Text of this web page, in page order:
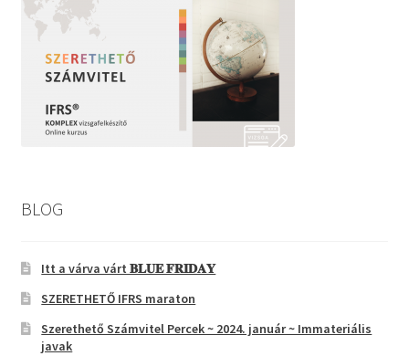
BLOG
Itt a várva várt 𝐁𝐋𝐔𝐄 𝐅𝐑𝐈𝐃𝐀𝐘
SZERETHETŐ IFRS maraton
Szerethető Számvitel Percek ~ 2024. január ~ Immateriális
javak